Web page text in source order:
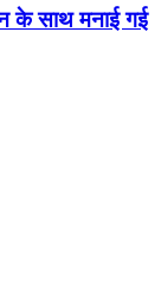
के साथ मनाई गई